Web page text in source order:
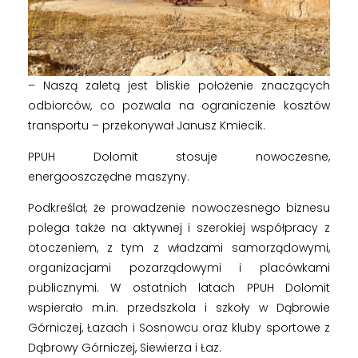
u
– Naszą zaletą jest bliskie położenie znaczących
odbiorców, co pozwala na ograniczenie kosztów
transportu – przekonywał Janusz Kmiecik.
PPUH Dolomit stosuje nowoczesne,
energooszczędne maszyny.
Podkreślał, że prowadzenie nowoczesnego biznesu
polega także na aktywnej i szerokiej współpracy z
otoczeniem, z tym z władzami samorządowymi,
organizacjami pozarządowymi i placówkami
publicznymi. W ostatnich latach PPUH Dolomit
wspierało m.in. przedszkola i szkoły w Dąbrowie
Górniczej, Łazach i Sosnowcu oraz kluby sportowe z
Dąbrowy Górniczej, Siewierza i Łaz.